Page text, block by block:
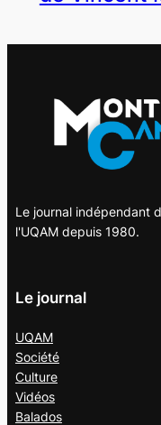
Le journal indépendant
l'UQAM depuis 1980.
Le journal
UQAM
Société
Culture
Vidéos
Balados